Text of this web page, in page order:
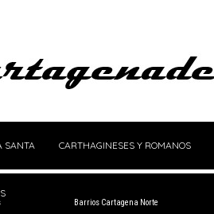
SANTA CARTHAGINESES Y ROMANOS
Barrios Cartagena Norte